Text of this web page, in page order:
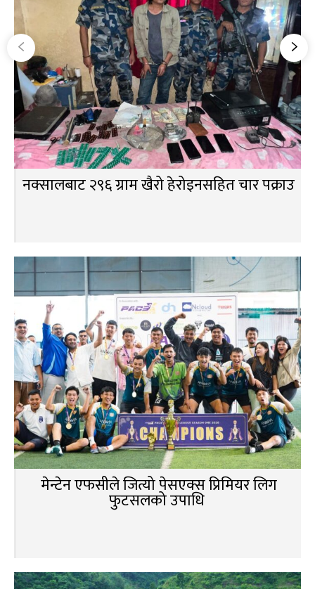
नक्सालबाट २९६ ग्राम खैरो हेरोइनसहित चार पक्राउ
मेन्टेन एफसीले जित्यो पेसएक्स प्रिमियर लिग
फुटसलको उपाधि